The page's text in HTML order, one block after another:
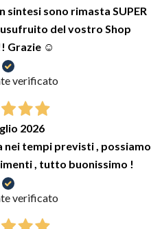
sintesi sono rimasta SUPER
usufruito del vostro Shop
Grazie ☺️
verificato
2026
tempi previsti , possiamo
, tutto buonissimo !
verificato